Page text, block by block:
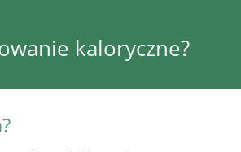
kaloryczne?